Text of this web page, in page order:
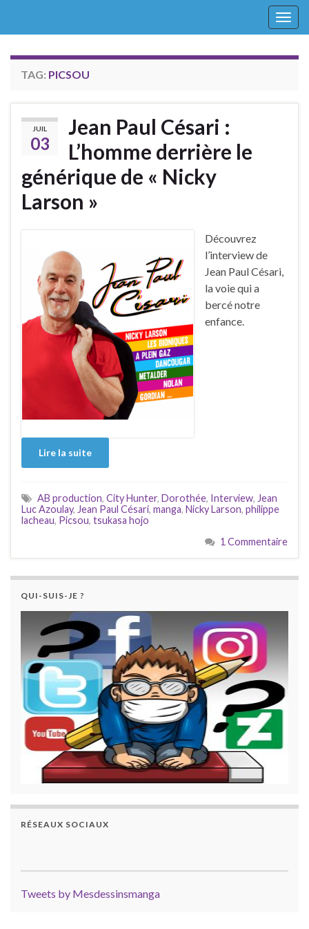
TAG: PICSOU
JUIL
03
Jean Paul Césari :
L’homme derrière le
générique de « Nicky
Larson »
Découvrez
l’interview de
Jean Paul Césari,
la voie qui a
bercé notre
enfance.
Lire la suite
AB production, City Hunter, Dorothée, Interview, Jean
Luc Azoulay, Jean Paul Césari, manga, Nicky Larson, philippe
lacheau, Picsou, tsukasa hojo
1 Commentaire
QUI-SUIS-JE ?
RÉSEAUX SOCIAUX
Tweets by Mesdessinsmanga